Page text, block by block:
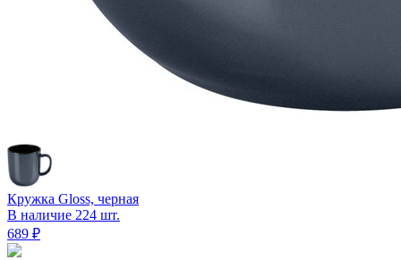
Кружка Gloss, черная
В наличие 224 шт.
689 ₽